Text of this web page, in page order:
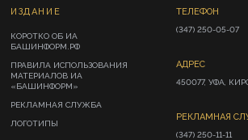
ИЗДАНИЕ
КОРОТКО ОБ ИА
БАШИНФОРМ.РФ
ПРАВИЛА ИСПОЛЬЗОВАНИЯ
МАТЕРИАЛОВ ИА
«БАШИНФОРМ»
РЕКЛАМНАЯ СЛУЖБА
ЛОГОТИПЫ
ТЕЛЕФОН
(347) 250-05-07
АДРЕС
450077, УФА,
РЕКЛАМНАЯ
(347) 250-11-11